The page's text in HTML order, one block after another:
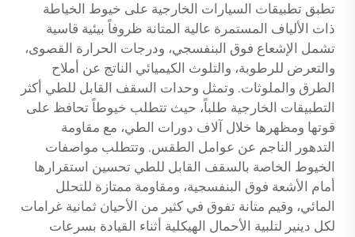
تطبق تطبيقات السيارات الخارجية على خيوط الخياطة
ذات الألياف المستمرة عالية المتانة ظروفاً بيئية قاسية
تشمل الإشعاع فوق البنفسجي، ودرجات الحرارة القصوى،
والتعرض للرطوبة، والتلوث الكيميائي الناتج عن أملاح
الطرق والملوثات. وتمثل وحدات السقف القابل للطي أكثر
التطبيقات الخارجية طلباً، حيث تتطلب خيوطاً تحافظ على
قوتها ومظهرها خلال آلاف دورات الطي، مع مقاومة
التدهور الناجم عن عوامل الطقس. وتتطلب مواصفات
الخيوط الخاصة بالسقف القابل للطي تحسين استقرارها
أمام الأشعة فوق البنفسجية، ومقاومة ممتازة للتحلل
المائي، وقيم متانة تفوق في كثير من الأحيان ثمانية غرامات
لكل دينير لتلبية الأحمال الهيكلية أثناء القيادة بسرعات